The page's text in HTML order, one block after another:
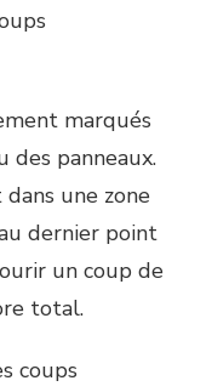
marqués
des panneaux.
une zone
dernier point
un coup de
total.
coups